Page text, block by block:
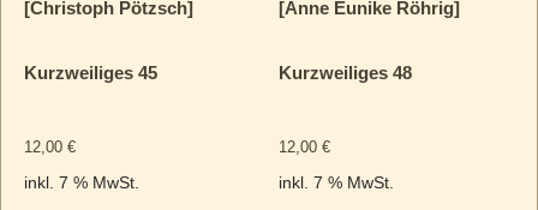
[Christoph Pötzsch]
Kurzweiliges 45
12,00 €
inkl. 7 % MwSt.
[Anne Eunike Röhrig]
Kurzweiliges 48
12,00€
inkl. 7 % MwSt.